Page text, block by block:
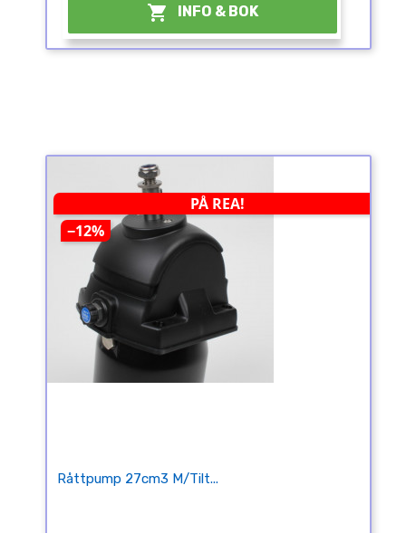
 INFO & BOK
PÅ REA!
−12%
Råttpump 27cm3 M/tilt...